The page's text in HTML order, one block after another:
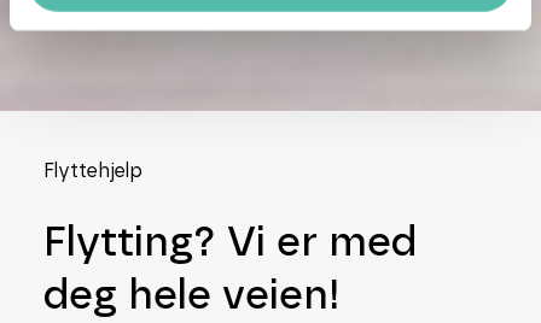
Flyttehjelp
Flytting? Vi er med
deg hele veien!